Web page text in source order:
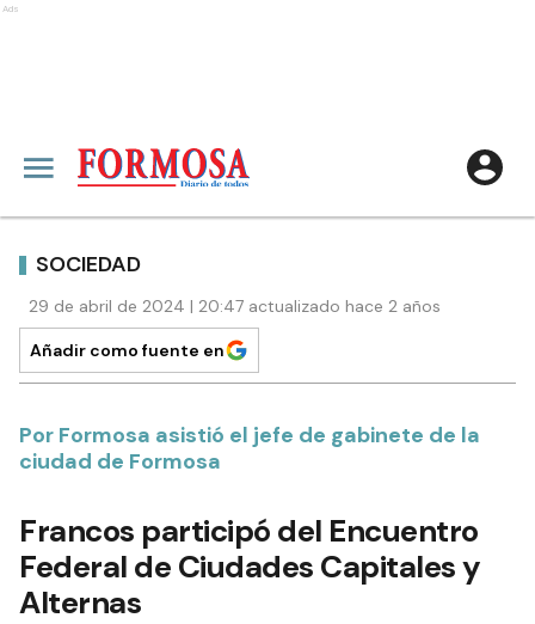
Ads
SOCIEDAD
29 de abril de 2024 | 20:47 actualizado hace 2 años
Añadir como fuente en
Por Formosa asistió el jefe de gabinete de la
ciudad de Formosa
Francos participó del Encuentro
Federal de Ciudades Capitales y
Alternas